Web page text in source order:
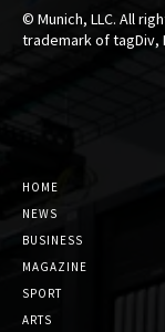
© Munich, LLC. All
trademark of tagDiv,
HOME
NEWS
BUSINESS
MAGAZINE
SPORT
ARTS